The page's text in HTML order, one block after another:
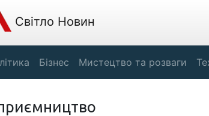
Світло Новин
Бізнес Мистецтво та розваги